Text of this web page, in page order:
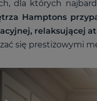
dla których
Hamptons
relaksującej
się prestiżowymi